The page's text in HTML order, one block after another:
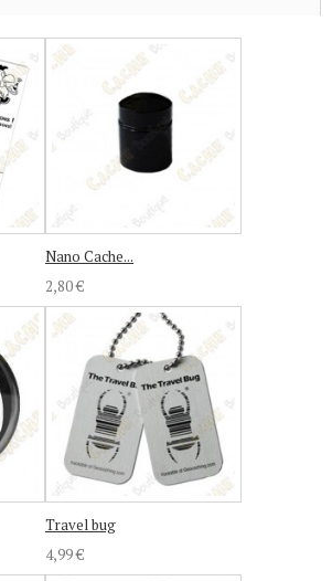
Nano Cache...
2,80 €
Travel bug
4,99 €